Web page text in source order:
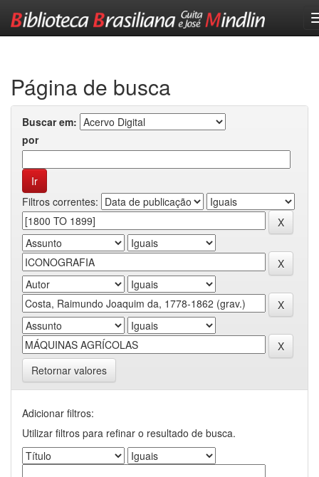
Página de busca
Buscar em:
por
Filtros correntes:
Retornar valores
Adicionar filtros:
Utilizar filtros para refinar o resultado de busca.